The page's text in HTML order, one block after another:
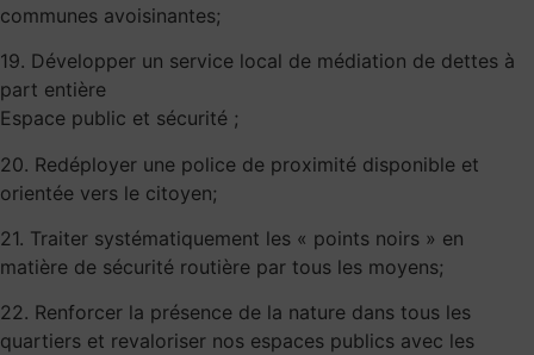
communes avoisinantes;
19. Développer un service local de médiation de dettes à
part entière
Espace public et sécurité ;
20. Redéployer une police de proximité disponible et
orientée vers le citoyen;
21. Traiter systématiquement les « points noirs » en
matière de sécurité routière par tous les moyens;
22. Renforcer la présence de la nature dans tous les
quartiers et revaloriser nos espaces publics avec les